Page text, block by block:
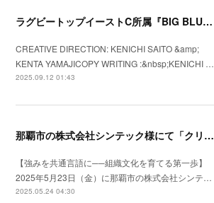
ラグビートップイーストC所属『BIG BLUES八千代ベイ東京』の2025年シーズンプロモーションビデオを制作
CREATIVE DIRECTION: KENICHI SAITO &amp;
KENTA YAMAJICOPY WRITING :&nbsp;KENICHI …
2025.09.12 01:43
那覇市の株式会社シンテック様にて「クリフトンストレングス®」を用いた強み理解・組織文化醸成セッションを実施
【強みを共通言語に──組織文化を育てる第一歩】
2025年5月23日（金）に那覇市の株式会社シンテ…
2025.05.24 04:30